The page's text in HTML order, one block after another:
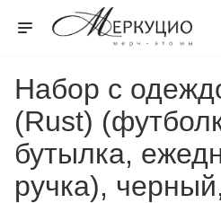
Набор с
(Rust)
бутылка,
ручка),